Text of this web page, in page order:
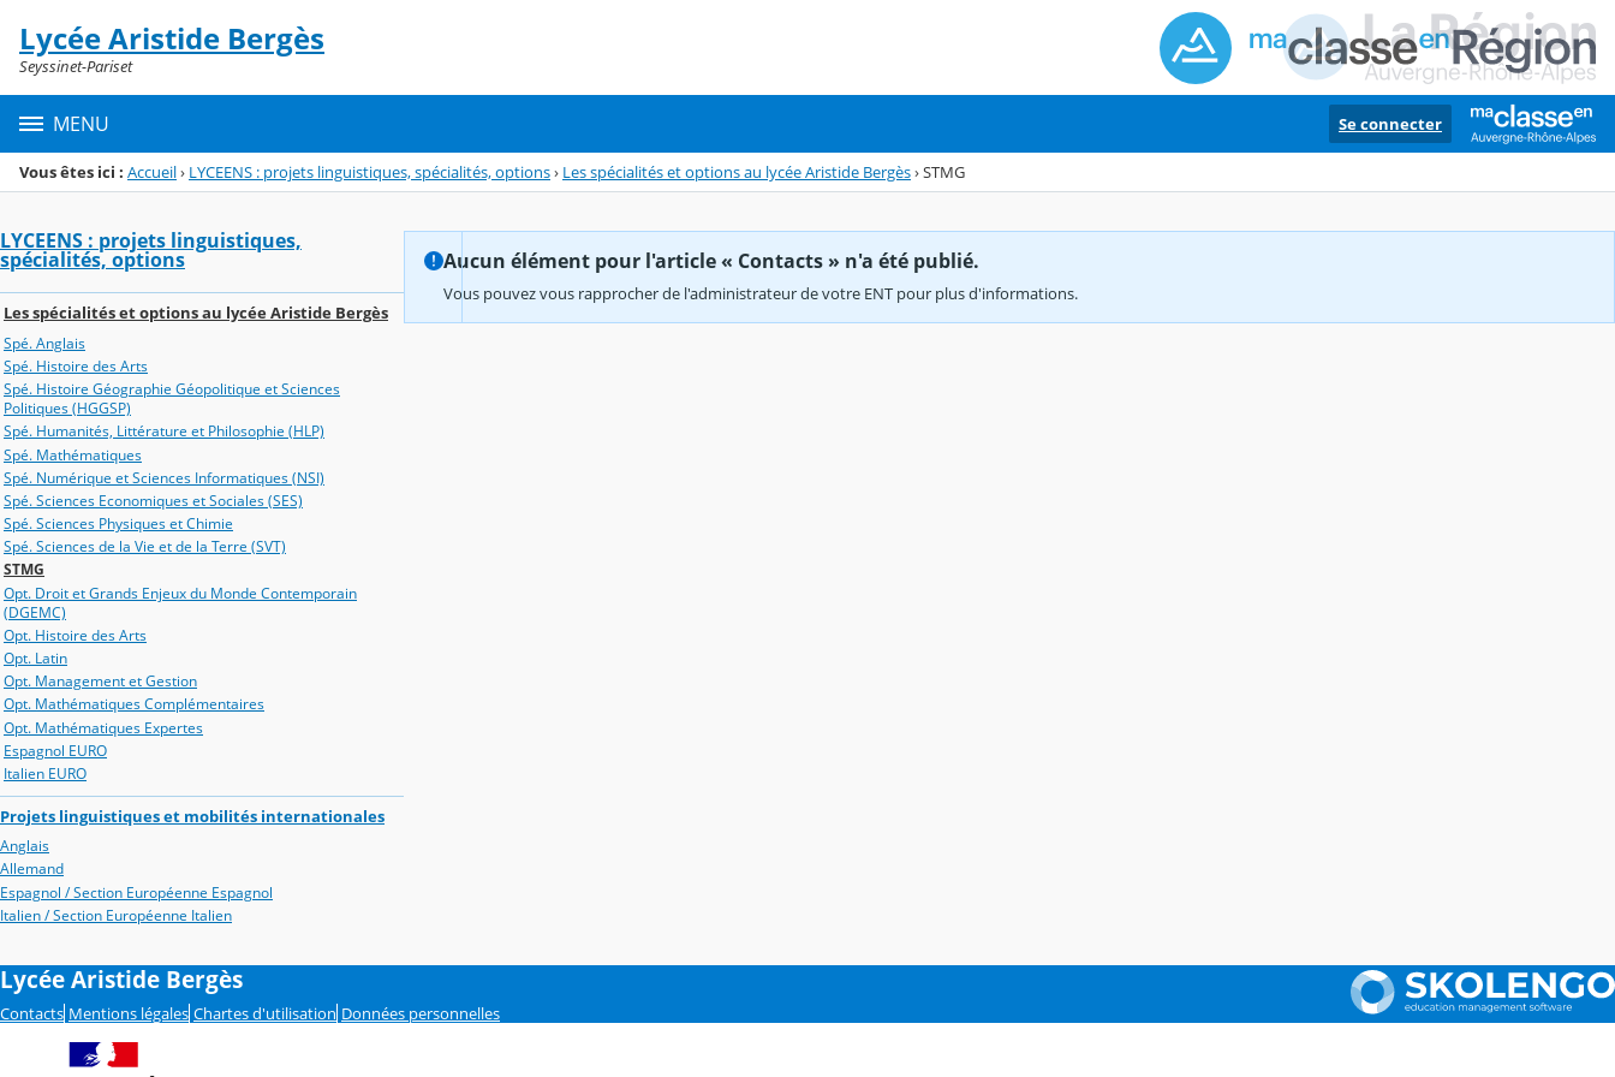
Menu de la rubrique
Contenu
Lycée Aristide Bergès
Seyssinet-Pariset
MENU Se connecter
Vous êtes ici : Accueil› LYCEENS : projets linguistiques, spécialités, options› Les spécialités et options au lycée Aristide Bergès›STMG
LYCEENS : projets linguistiques,
spécialités, options
Les spécialités et options au lycée Aristide Bergès
Spé. Anglais
Spé. Histoire des Arts
Spé. Histoire Géographie Géopolitique et Sciences
Politiques (HGGSP)
Spé. Humanités, Littérature et Philosophie (HLP)
Spé. Mathématiques
Spé. Numérique et Sciences Informatiques (NSI)
Spé. Sciences Economiques et Sociales (SES)
Spé. Sciences Physiques et Chimie
Spé. Sciences de la Vie et de la Terre (SVT)
STMG
Opt. Droit et Grands Enjeux du Monde Contemporain
(DGEMC)
Opt. Histoire des Arts
Opt. Latin
Opt. Management et Gestion
Opt. Mathématiques Complémentaires
Opt. Mathématiques Expertes
Espagnol EURO
Italien EURO
Projets linguistiques et mobilités internationales
Anglais
Allemand
Espagnol / Section Européenne Espagnol
Italien / Section Européenne Italien
Aucun élément pour l'article « Contacts » n'a été publié.
Vous pouvez vous rapprocher de l'administrateur de votre ENT pour plus d'informations.
Lycée Aristide Bergès
Contacts Mentions légales Chartes d'utilisation Données personnelles